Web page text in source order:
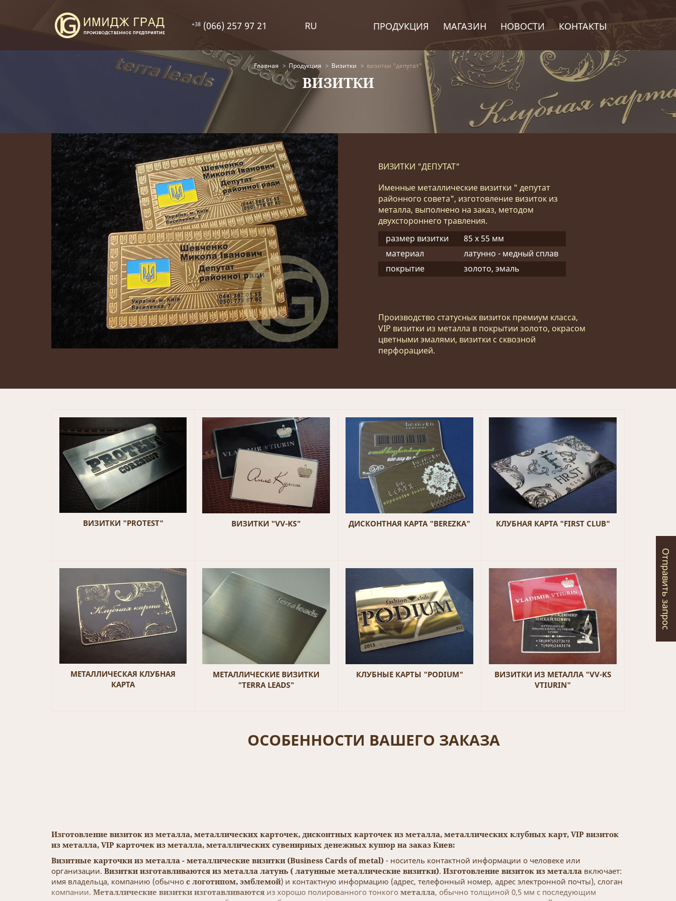
+38(066) 257 97 21 RU ПРОДУКЦИЯ МАГАЗИН НОВОСТИ КОНТАКТЫ
Отправить запрос
Главная Продукция Визитки визитки "депутат"
ВИЗИТКИ
ВИЗИТКИ "ДЕПУТАТ"
Именные металлические визитки " депутат
районного совета", изготовление визиток из
металла, выполнено на заказ, методом
двухстороннего травления.
размер визитки
85 х 55 мм
материал
латунно - медный сплав
покрытие
золото, эмаль
Производство статусных визиток премиум класса,
VIP визитки из металла в покрытии золото, окрасом
цветными эмалями, визитки с сквозной
перфорацией.
ВИЗИТКИ "PROTEST" ВИЗИТКИ "VV-KS" ДИСКОНТНАЯ КАРТА "BEREZKA" КЛУБНАЯ КАРТА "FIRST CLUB"
МЕТАЛЛИЧЕСКАЯ КЛУБНАЯ
КАРТА
МЕТАЛЛИЧЕСКИЕ ВИЗИТКИ
"TERRA LEADS"
КЛУБНЫЕ КАРТЫ "PODIUM"
ВИЗИТКИ ИЗ МЕТАЛЛА "VV-KS
VTIURIN"
ОСОБЕННОСТИ ВАШЕГО ЗАКАЗА
Изготовление визиток из металла, металлических карточек, дисконтных карточек из металла, металлических клубных карт, VIP визиток
из металла, VIP карточек из металла, металлических сувенирных денежных купюр на заказ Киев:
Визитные карточки из металла - металлические визитки (Business Cards of metal) - носитель контактной информации о человеке или
организации. Визитки изготавливаются из металла латунь ( латунные металлические визитки). Изготовление визиток из металла включает:
имя владельца, компанию (обычно с логотипом, эмблемой) и контактную информацию (адрес, телефонный номер, адрес электронной почты), слоган
компании. Металлические визитки изготавливаются из хорошо полированного тонкого металла, обычно толщиной 0,5 мм с последующим